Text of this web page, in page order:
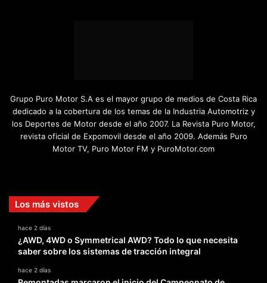
Grupo Puro Motor S.A es el mayor grupo de medios de Costa Rica
dedicado a la cobertura de los temas de la Industria Automotriz y
los Deportes de Motor desde el año 2007. La Revista Puro Motor,
revista oficial de Expomovil desde el año 2009. Además Puro
Motor TV, Puro Motor FM y PuroMotor.com
Los más vistos
hace 2 días
¿AWD, 4WD o Symmetrical AWD? Todo lo que necesita
saber sobre los sistemas de tracción integral
hace 2 días